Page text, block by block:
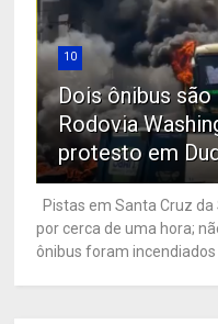
10
Dois ônibus
Rodovia
protesto em
Pistas em Santa Cruz
por cerca de uma hora;
ônibus foram incendiados